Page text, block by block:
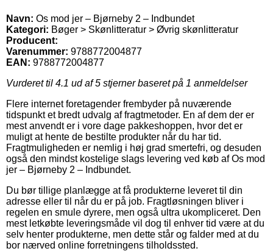
Navn: Os mod jer – Bjørneby 2 – Indbundet
Kategori: Bøger > Skønlitteratur > Øvrig skønlitteratur
Producent:
Varenummer: 9788772004877
EAN: 9788772004877
Vurderet til 4.1 ud af 5 stjerner baseret på 1 anmeldelser
Flere internet foretagender frembyder på nuværende
tidspunkt et bredt udvalg af fragtmetoder. En af dem der er
mest anvendt er i vore dage pakkeshoppen, hvor det er
muligt at hente de bestilte produkter når du har tid.
Fragtmuligheden er nemlig i høj grad smertefri, og desuden
også den mindst kostelige slags levering ved køb af Os mod
jer – Bjørneby 2 – Indbundet.
Du bør tillige planlægge at få produkterne leveret til din
adresse eller til når du er på job. Fragtløsningen bliver i
regelen en smule dyrere, men også ultra ukompliceret. Den
mest letkøbte leveringsmåde vil dog til enhver tid være at du
selv henter produkterne, men dette står og falder med at du
bor nærved online forretningens tilholdssted.